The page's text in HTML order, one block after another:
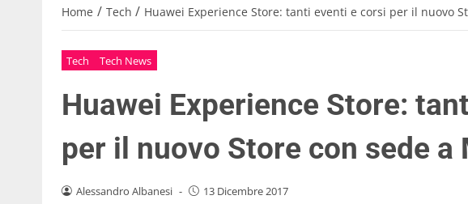
Home / Tech / Huawei Experience Store: tanti eventi e corsi per il nuovo
Tech Tech News
Huawei Experience Store:
per il nuovo Store con sede a
Alessandro Albanesi - 13 Dicembre 2017